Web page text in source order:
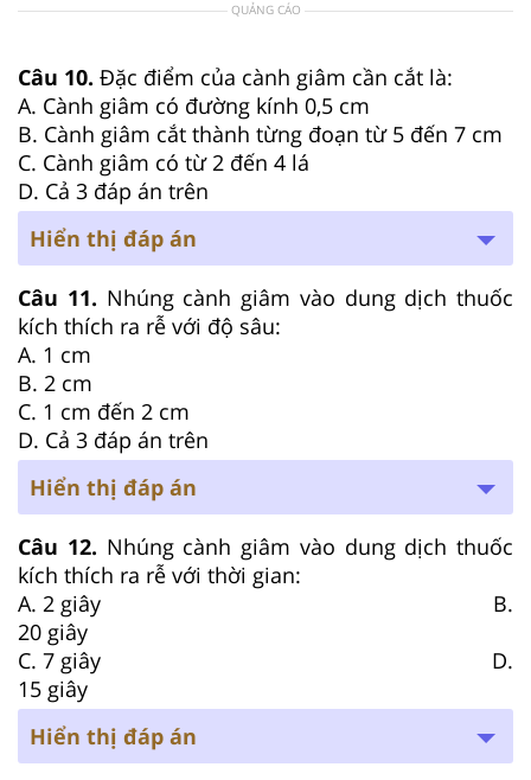
QUẢNG CÁO
Câu 10. Đặc điểm của cành giâm cần cắt là:
A. Cành giâm có đường kính 0,5 cm
B. Cành giâm cắt thành từng đoạn từ 5 đến 7 cm
C. Cành giâm có từ 2 đến 4 lá
D. Cả 3 đáp án trên
Hiển thị đáp án
Câu 11. Nhúng cành giâm vào dung dịch thuốc
kích thích ra rễ với độ sâu:
A. 1 cm
B. 2 cm
C. 1 cm đến 2 cm
D. Cả 3 đáp án trên
Hiển thị đáp án
Câu 12. Nhúng cành giâm vào dung dịch thuốc
kích thích ra rễ với thời gian:
A. 2 giây B.
20 giây
C. 7 giây D.
15 giây
Hiển thị đáp án